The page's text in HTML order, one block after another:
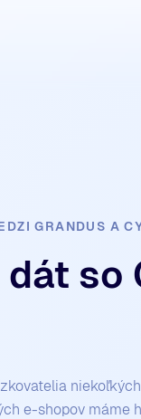
GRANDUS A
dát
niekoľkých
e-shopov máme